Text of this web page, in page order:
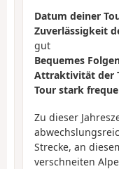
Datum deiner
Zuverlässigkeit
gut
Bequemes
Attraktivität der
Tour stark
Zu dieser
Strecke, an
verschneiten